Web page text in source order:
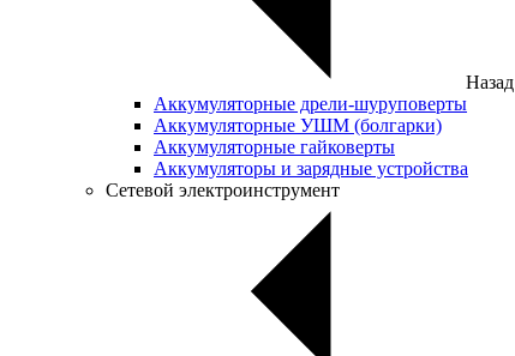
Назад
Аккумуляторные дрели-шуруповерты
Аккумуляторные УШМ (болгарки)
Аккумуляторные гайковерты
Аккумуляторы и зарядные устройства
Сетевой электроинструмент